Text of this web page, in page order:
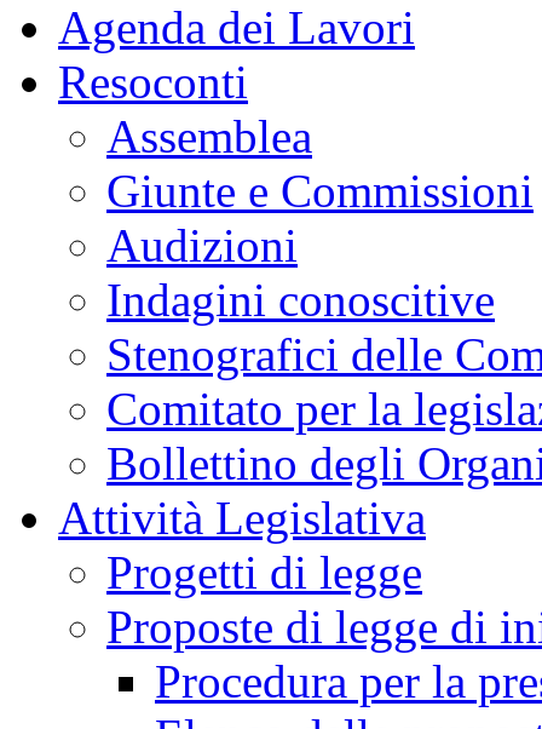
Agenda dei Lavori
Resoconti
Assemblea
Giunte e Commissioni
Audizioni
Indagini conoscitive
Stenografici delle
Comitato per la
Bollettino degli
Attività Legislativa
Progetti di legge
Proposte di legge di
Procedura per la